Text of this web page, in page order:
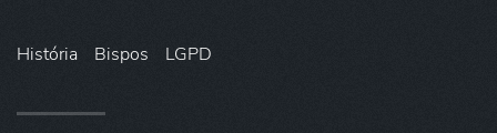
História Bispos LGPD